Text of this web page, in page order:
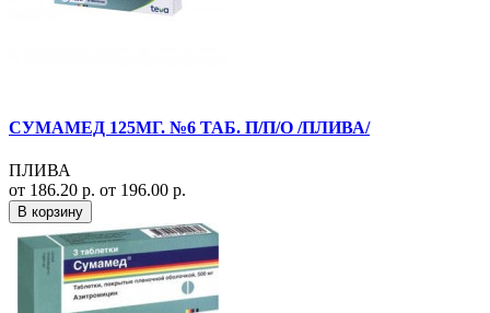
СУМАМЕД 125МГ. №6 ТАБ. П/П/О /ПЛИВА/
ПЛИВА
от 186.20 р. от 196.00 р.
В корзину